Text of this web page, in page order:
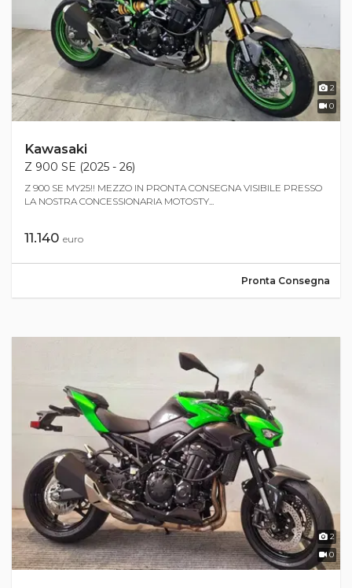
2
0
Kawasaki
Z 900 SE (2025 - 26)
Z 900 SE MY25!! MEZZO IN PRONTA CONSEGNA VISIBILE PRESSO
LA NOSTRA CONCESSIONARIA MOTOSTY...
11.140 euro
Pronta Consegna
2
0